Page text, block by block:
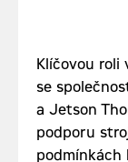
Klíčovou
se
a Jetson
podporu
podmínkách